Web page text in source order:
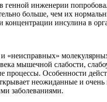
инженерии
больше, чем их
концентрации инсулина в
мышечной слабости,
Особенности
неожиданные и
заболеваниями.